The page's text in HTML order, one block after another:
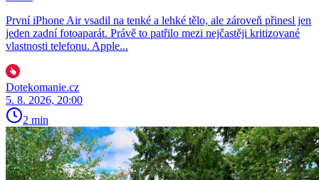
První iPhone Air vsadil na tenké a lehké tělo, ale zároveň přinesl jen
jeden zadní fotoaparát. Právě to patřilo mezi nejčastěji kritizované
vlastnosti telefonu. Apple...
Dotekomanie.cz
5. 8. 2026, 20:00
2 min